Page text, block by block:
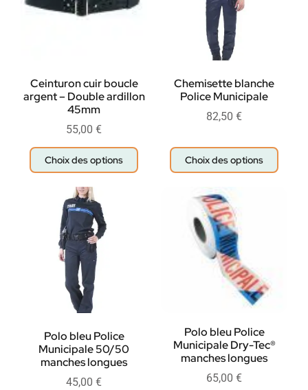
Ceinturon cuir boucle
argent – Double ardillon
45mm
55,00 €
Choix des options
Chemisette blanche
Police Municipale
82,50 €
Choix des options
Polo bleu Police
Municipale 50/50
manches longues
45,00 €
Polo bleu Police
Municipale Dry-Tec®
manches longues
65,00 €